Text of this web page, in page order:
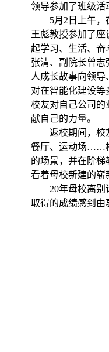
领导参加了班级活
5月2日上午
王彪教授参加了
起学习、生活、奋
张清、副院长曾
人成长故事向领
对在智能化建设
校友对自己公司的
献自己的力量。
返校期间，校
餐厅、运动场……
的场景，并在阶
看着母校新建的崭
20年母校离
取得的成绩感到由